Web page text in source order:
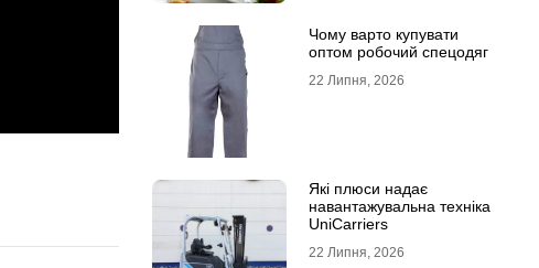
Чому варто купувати
оптом робочий спецодяг
22 Липня, 2026
Які плюси надає
навантажувальна техніка
UniCarriers
22 Липня, 2026